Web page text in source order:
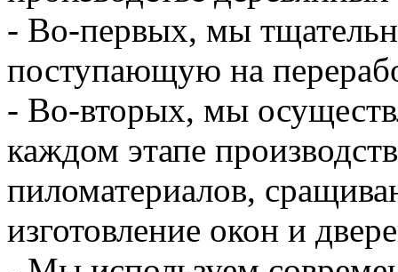
- Во-первых, мы
поступающую на
- Во-вторых, мы
каждом этапе
пиломатериалов,
изготовление окон и